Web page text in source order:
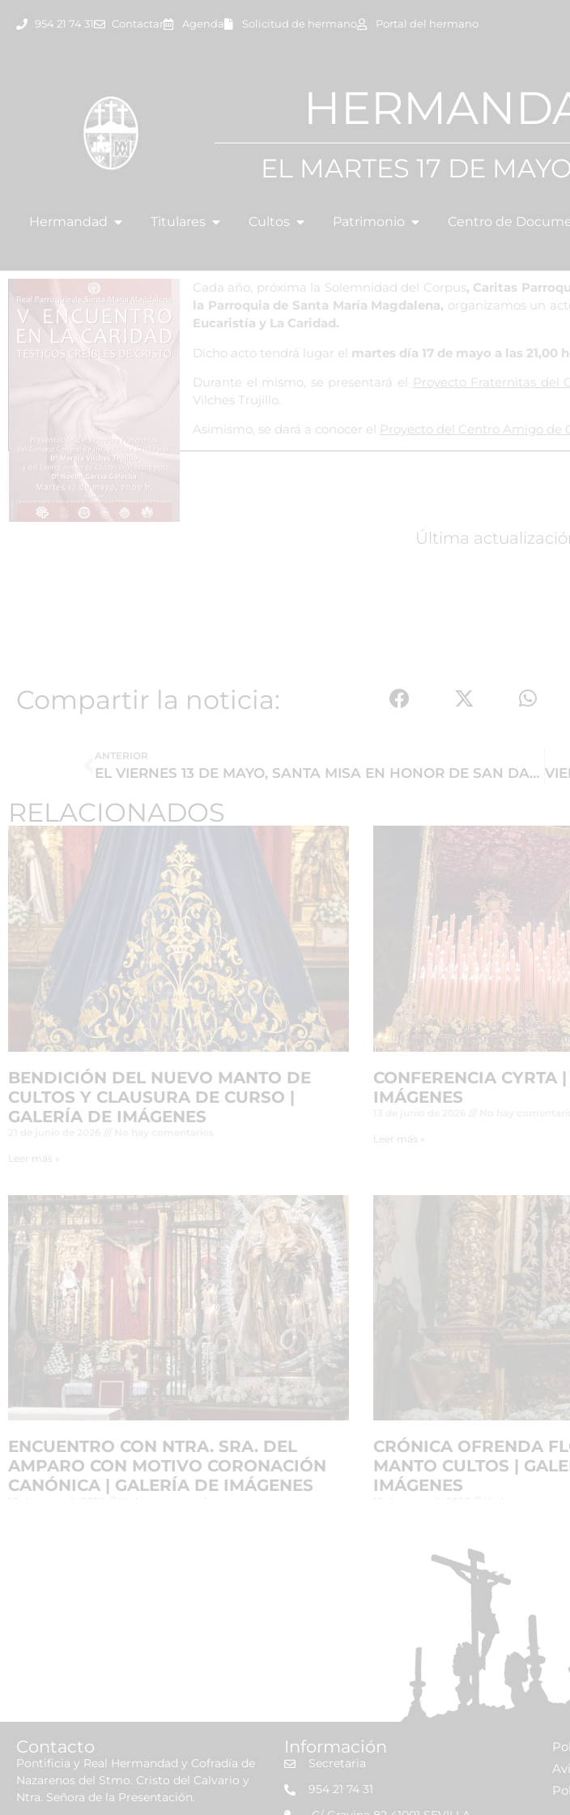
954 21 74 31 Contactar Agenda Solicitud de hermano Portal del hermano
EL MARTES 17 DE
Hermandad Titulares Cultos Patrimonio Centro de
Cada año, próxima la Solemnidad del Corpus, Caritas
la Parroquia de Santa María Magdalena, organizamos un
Eucaristía y La Caridad.
Dicho acto tendrá lugar el martes día 17 de mayo a las 21,00
Durante el mismo, se presentará el
Proyecto Fraternitas del
Vilches Trujillo.
Asimismo, se dará a conocer el Proyecto del Centro Amigo de
Última
Compartir la noticia:
ANTERIOR
EL VIERNES 13 DE MAYO, SANTA MISA EN HONOR DE SAN DAMIAN DE MOLOKAI
RELACIONADOS
BENDICIÓN DEL NUEVO MANTO DE
CULTOS Y CLAUSURA DE CURSO |
GALERÍA DE IMÁGENES
Leer más »
CONFERENCIA CYRTA
IMÁGENES
Leer más »
ENCUENTRO CON NTRA. SRA. DEL
AMPARO CON MOTIVO CORONACIÓN
CANÓNICA | GALERÍA DE IMÁGENES
CRÓNICA OFRENDA
MANTO CULTOS |
IMÁGENES
Contacto
Pontificia y Real Hermandad y Cofradía de
Nazarenos del Stmo. Cristo del Calvario y
Ntra. Señora de la Presentación.
Información
Secretaria
954 21 74 31